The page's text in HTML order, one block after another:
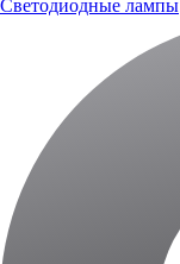
Светодиодные лампы